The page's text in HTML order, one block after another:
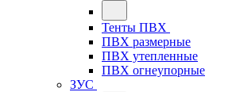
Тенты ПВХ
ПВХ размерные
ПВХ утепленные
ПВХ огнеупорные
ЗУС